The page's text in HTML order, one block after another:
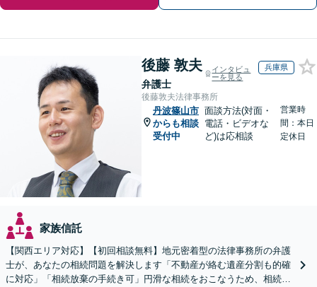
後藤 敦夫
弁護士
インタビュ
ーを見る
兵庫県
後藤敦夫法律事務所
丹波篠山市
からも相談
受付中
面談方法(対面・
電話・ビデオな
ど)は応相談
営業時
間：本日
定休日
家族信託
【関西エリア対応】【初回相談無料】地元密着型の法律事務所の弁護
士が、あなたの相続問題を解決します「不動産が絡む遺産分割も的確
に対応」「相続放棄の手続き可」円滑な相続をおこなうため、相続問